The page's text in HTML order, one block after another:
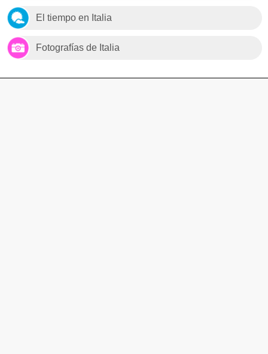
El tiempo en Italia
Fotografías de Italia